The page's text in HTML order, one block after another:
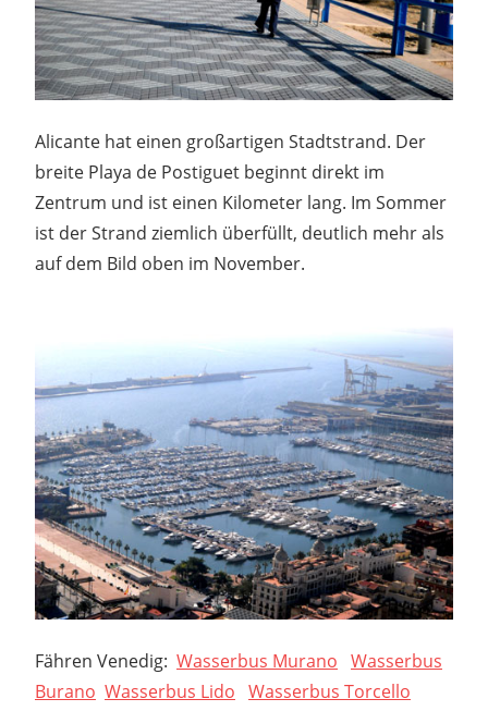
Alicante hat einen großartigen Stadtstrand. Der
breite Playa de Postiguet beginnt direkt im
Zentrum und ist einen Kilometer lang. Im Sommer
ist der Strand ziemlich überfüllt, deutlich mehr als
auf dem Bild oben im November.
Fähren Venedig: Wasserbus Murano Wasserbus
Burano Wasserbus Lido Wasserbus Torcello